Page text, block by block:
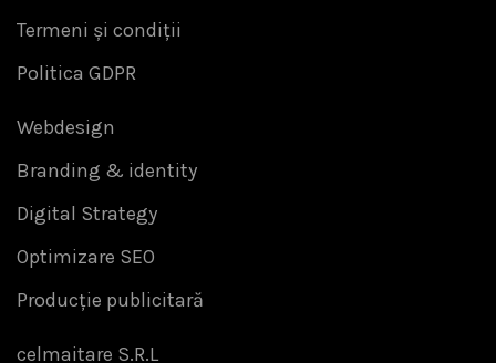
Termeni și condiții
Politica GDPR
Webdesign
Branding & identity
Digital Strategy
Optimizare SEO
Producție publicitară
celmaitare S.R.L